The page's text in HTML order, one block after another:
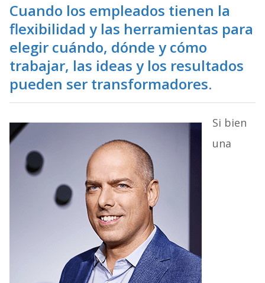
Cuando los empleados tienen la
flexibilidad y las herramientas para
elegir cuándo, dónde y cómo
trabajar, las ideas y los resultados
pueden ser transformadores.
Si bien
una